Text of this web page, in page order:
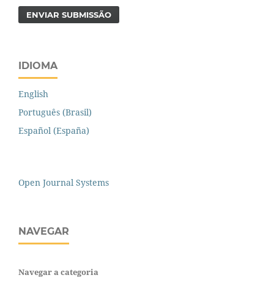
ENVIAR SUBMISSÃO
IDIOMA
English
Português (Brasil)
Español (España)
Open Journal Systems
NAVEGAR
Navegar a categoria